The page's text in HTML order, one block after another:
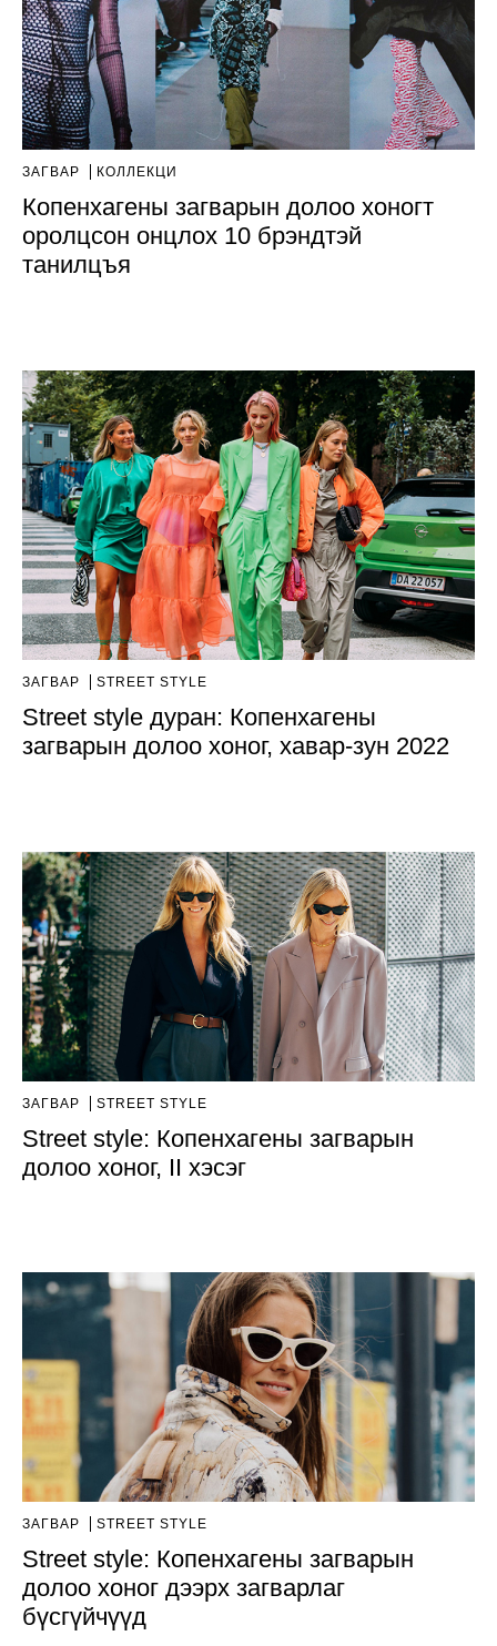
ЗАГВАР КОЛЛЕКЦИ
Копенхагены загварын долоо хоногт
оролцсон онцлох 10 брэндтэй
танилцъя
ЗАГВАР STREET STYLE
Street style дуран: Копенхагены
загварын долоо хоног, хавар-зун 2022
ЗАГВАР STREET STYLE
Street style: Копенхагены загварын
долоо хоног, II хэсэг
ЗАГВАР STREET STYLE
Street style: Копенхагены загварын
долоо хоног дээрх загварлаг
бүсгүйчүүд